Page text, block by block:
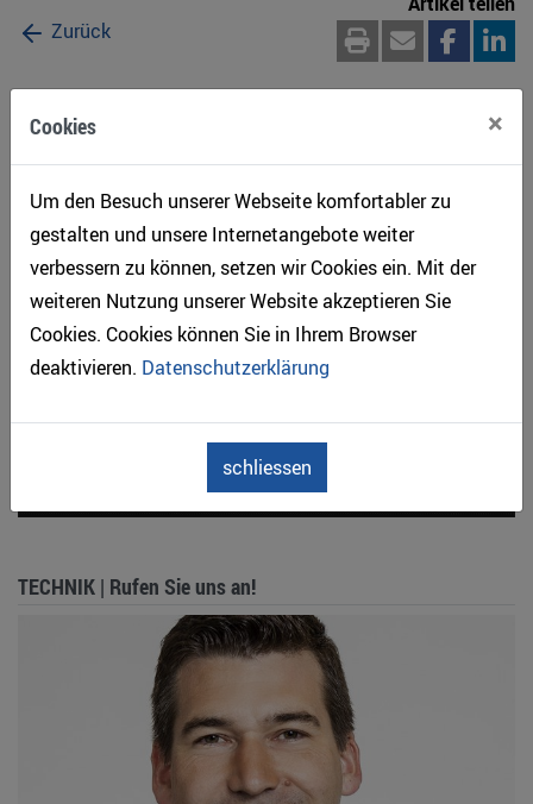
Cookies ×
Um den Besuch unserer Webseite komfortabler zu
gestalten und unsere Internetangebote weiter
verbessern zu können, setzen wir Cookies ein. Mit der
weiteren Nutzung unserer Website akzeptieren Sie
Cookies. Cookies können Sie in Ihrem Browser
deaktivieren. Datenschutzerklärung
schliessen
Zurück
Lignum-Publikationen online lesen
TECHNIK | Rufen Sie uns an!